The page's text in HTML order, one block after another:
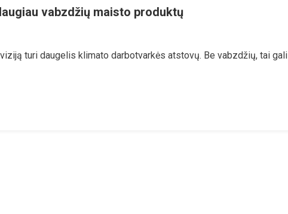
vabzdžių maisto produktų
On
Komisijaturi daugelis klimato darbotvarkės atstovų. Be vabzdžių, tai gali